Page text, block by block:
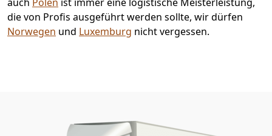
die von Profis ausgeführt werden sollte, wir dürfen
Norwegen und Luxemburg nicht vergessen.